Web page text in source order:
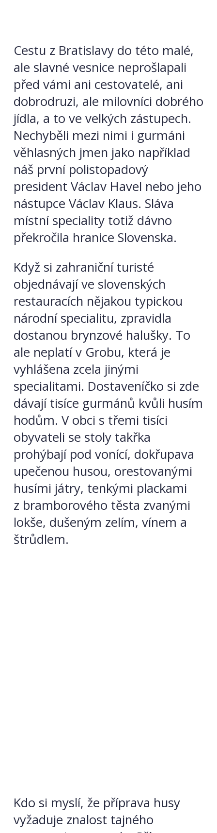
Cestu z Bratislavy do této malé,
ale slavné vesnice neprošlapali
před vámi ani cestovatelé, ani
dobrodruzi, ale milovníci dobrého
jídla, a to ve velkých zástupech.
Nechyběli mezi nimi i gurmáni
věhlasných jmen jako například
náš první polistopadový
president Václav Havel nebo jeho
nástupce Václav Klaus. Sláva
místní speciality totiž dávno
překročila hranice Slovenska.
Když si zahraniční turisté
objednávají ve slovenských
restauracích nějakou typickou
národní specialitu, zpravidla
dostanou brynzové halušky. To
ale neplatí v Grobu, která je
vyhlášena zcela jinými
specialitami. Dostaveníčko si zde
dávají tisíce gurmánů kvůli husím
hodům. V obci s třemi tisíci
obyvateli se stoly takřka
prohýbají pod vonící, dokřupava
upečenou husou, orestovanými
husími játry, tenkými plackami
z bramborového těsta zvanými
lokše, dušeným zelím, vínem a
štrůdlem.
Kdo si myslí, že příprava husy
vyžaduje znalost tajného